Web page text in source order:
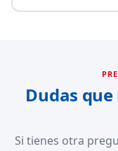
Dudas
Si tienes otra